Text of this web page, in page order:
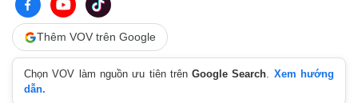
Thêm VOV trên Google
Chọn VOV làm nguồn ưu tiên trênGoogle Search. Xem hướng
dẫn.